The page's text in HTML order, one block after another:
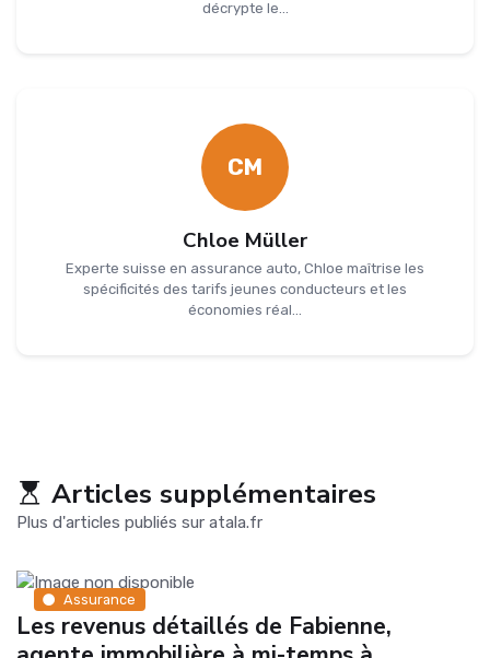
décrypte le...
CM
Chloe Müller
Experte suisse en assurance auto, Chloe maîtrise les
spécificités des tarifs jeunes conducteurs et les
économies réal...
Articles supplémentaires
Plus d'articles publiés sur atala.fr
Assurance
Les revenus détaillés de Fabienne,